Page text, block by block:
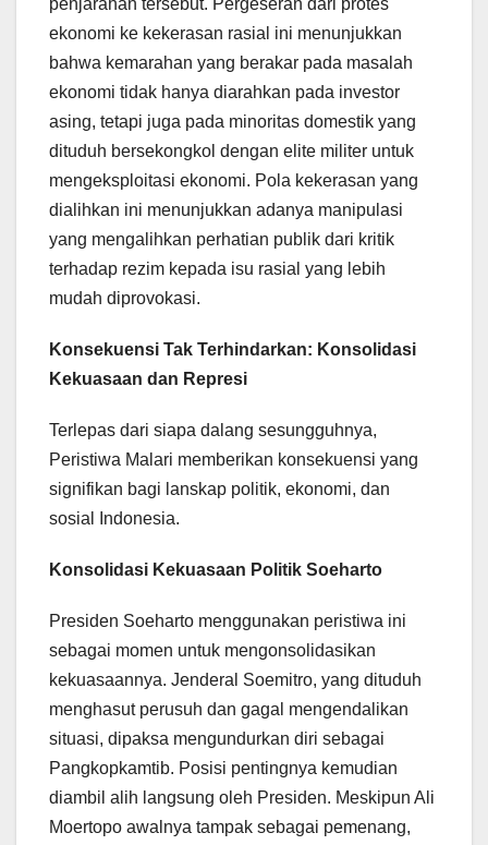
ekonomi ke kekerasan rasial ini menunjukkan
bahwa kemarahan yang berakar pada masalah
ekonomi tidak hanya diarahkan pada investor
asing, tetapi juga pada minoritas domestik yang
dituduh bersekongkol dengan elite militer untuk
mengeksploitasi ekonomi. Pola kekerasan yang
dialihkan ini menunjukkan adanya manipulasi
yang mengalihkan perhatian publik dari kritik
terhadap rezim kepada isu rasial yang lebih
mudah diprovokasi.
Konsekuensi Tak Terhindarkan: Konsolidasi
Kekuasaan dan Represi
Terlepas dari siapa dalang sesungguhnya,
Peristiwa Malari memberikan konsekuensi yang
signifikan bagi lanskap politik, ekonomi, dan
sosial Indonesia.
Konsolidasi Kekuasaan Politik Soeharto
Presiden Soeharto menggunakan peristiwa ini
sebagai momen untuk mengonsolidasikan
kekuasaannya. Jenderal Soemitro, yang dituduh
menghasut perusuh dan gagal mengendalikan
situasi, dipaksa mengundurkan diri sebagai
Pangkopkamtib. Posisi pentingnya kemudian
diambil alih langsung oleh Presiden. Meskipun Ali
Moertopo awalnya tampak sebagai pemenang,